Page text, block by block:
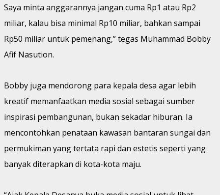
Saya minta anggarannya jangan cuma Rp1 atau Rp2
miliar, kalau bisa minimal Rp10 miliar, bahkan sampai
Rp50 miliar untuk pemenang,” tegas Muhammad Bobby
Afif Nasution.
Bobby juga mendorong para kepala desa agar lebih
kreatif memanfaatkan media sosial sebagai sumber
inspirasi pembangunan, bukan sekadar hiburan. Ia
mencontohkan penataan kawasan bantaran sungai dan
permukiman yang tertata rapi dan estetis seperti yang
banyak diterapkan di kota-kota maju.